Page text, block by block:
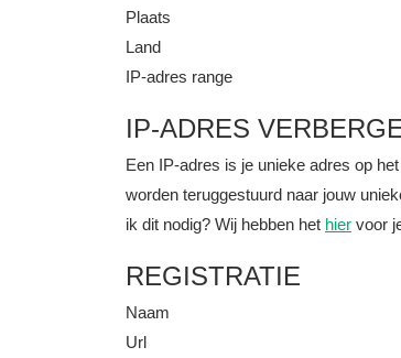
Plaats
Land
IP-adres range
IP-ADRES
Een IP-adres is je unieke adres op
worden teruggestuurd naar jouw
ik dit nodig? Wij hebben het hier voor
REGISTRATIE
Naam
Url